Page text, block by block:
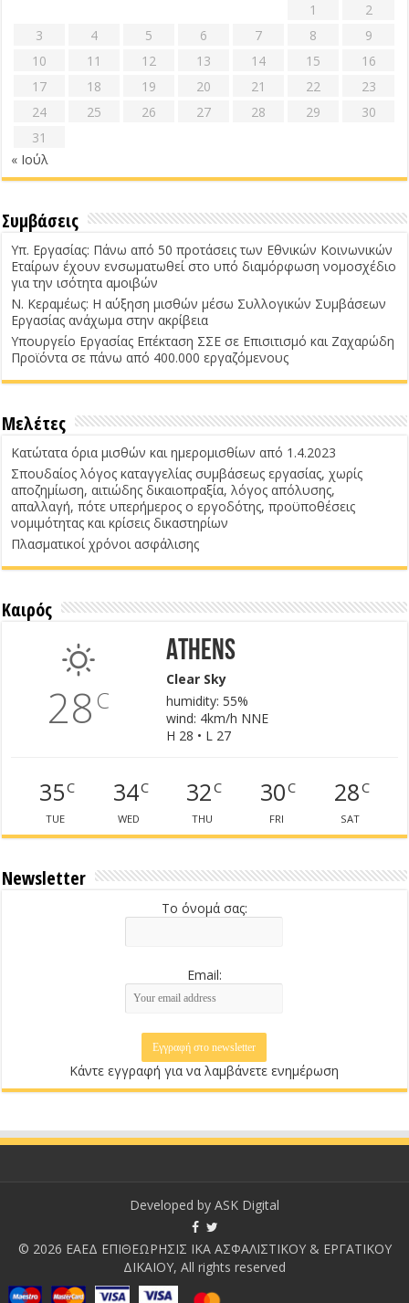
1
2
3
4 5 6 7 8
9
10
11 12 13 14 15
16
17
18 19 20 21 22
23
24
25 26 27 28 29
30
31
« Ιούλ
Συμβάσεις
Υπ. Εργασίας: Πάνω από 50 προτάσεις των Εθνικών Κοινωνικών
Εταίρων έχουν ενσωματωθεί στο υπό διαμόρφωση νομοσχέδιο
για την ισότητα αμοιβών
Ν. Κεραμέως: Η αύξηση μισθών μέσω Συλλογικών Συμβάσεων
Εργασίας ανάχωμα στην ακρίβεια
Υπουργείο Εργασίας Επέκταση ΣΣΕ σε Επισιτισμό και Ζαχαρώδη
Προϊόντα σε πάνω από 400.000 εργαζόμενους
Μελέτες
Κατώτατα όρια μισθών και ημερομισθίων από 1.4.2023
Σπουδαίος λόγος καταγγελίας συμβάσεως εργασίας, χωρίς
αποζημίωση, αιτιώδης δικαιοπραξία, λόγος απόλυσης,
απαλλαγή, πότε υπερήμερος ο εργοδότης, προϋποθέσεις
νομιμότητας και κρίσεις δικαστηρίων
Πλασματικοί χρόνοι ασφάλισης
Καιρός
28C
Athens
Clear Sky
humidity: 55%
wind: 4km/h NNE
H 28 • L 27
35C
TUE
34C
WED
32C
THU
30C
FRI
28C
SAT
Newsletter
Το όνομά σας:
Email:
Κάντε εγγραφή για να λαμβάνετε ενημέρωση
Developed by ASK Digital
© 2026 ΕΑΕΔ ΕΠΙΘΕΩΡΗΣΙΣ ΙΚΑ ΑΣΦΑΛΙΣΤΙΚΟΥ & ΕΡΓΑΤΙΚΟΥ
ΔΙΚΑΙΟΥ, All rights reserved